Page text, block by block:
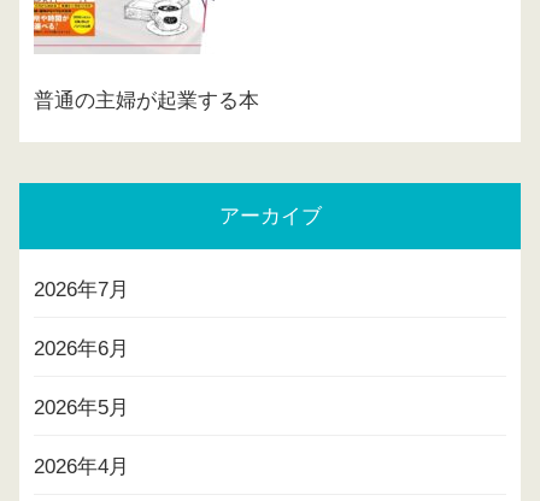
普通の主婦が起業する本
アーカイブ
2026年7月
2026年6月
2026年5月
2026年4月